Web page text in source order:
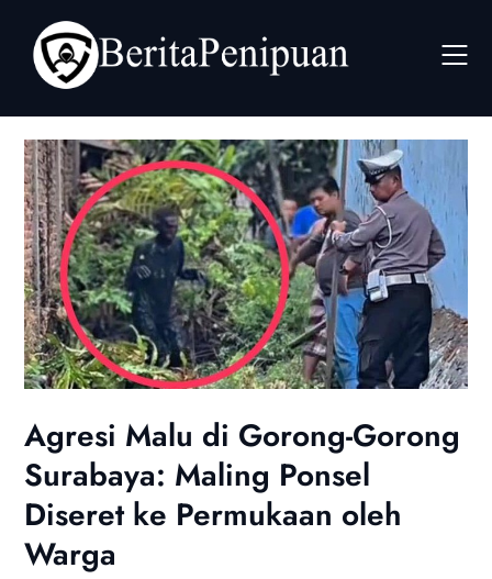
content
Agresi Malu di Gorong-Gorong
Surabaya: Maling Ponsel
Diseret ke Permukaan oleh
Warga